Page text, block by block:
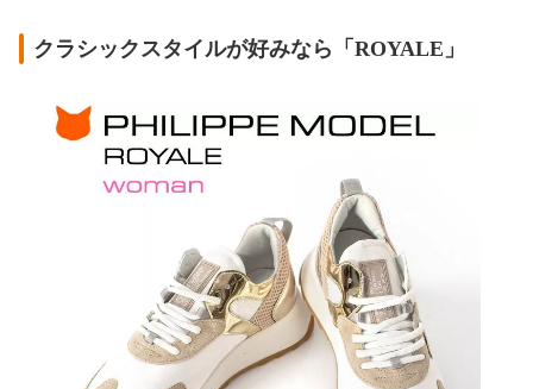
クラシックスタイルが好みなら「ROYALE」